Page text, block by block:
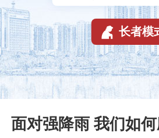
 长者模
面对强降雨 我们如